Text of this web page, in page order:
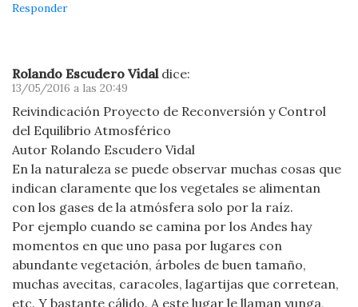
Responder
Rolando Escudero Vidal dice:
13/05/2016 a las 20:49
Reivindicación Proyecto de Reconversión y Control
del Equilibrio Atmosférico
Autor Rolando Escudero Vidal
En la naturaleza se puede observar muchas cosas que
indican claramente que los vegetales se alimentan
con los gases de la atmósfera solo por la raíz.
Por ejemplo cuando se camina por los Andes hay
momentos en que uno pasa por lugares con
abundante vegetación, árboles de buen tamaño,
muchas avecitas, caracoles, lagartijas que corretean,
etc. Y bastante cálido. A este lugar le llaman yunga,